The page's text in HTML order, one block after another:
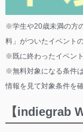
※学生や20歳未満の方
料」がついたイベント
※既に終わったイベン
※無料対象になる条件
情報を見て対象条件を
【indiegrab